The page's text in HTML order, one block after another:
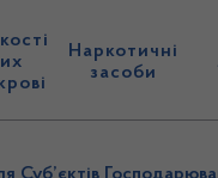
Наркотичні
засоби